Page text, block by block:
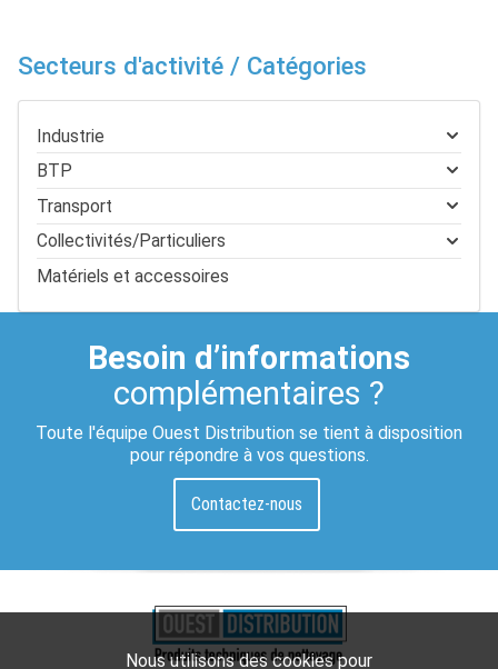
Secteurs d'activité / Catégories
Industrie
BTP
Transport
Collectivités/Particuliers
Matériels et accessoires
Besoin d’informations
complémentaires ?
Toute l'équipe Ouest Distribution se tient à disposition
pour répondre à vos questions.
Contactez-nous
Nous utilisons des cookies pour